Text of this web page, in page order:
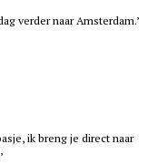
verder naarAmsterdam.’
ik breng je direct naar